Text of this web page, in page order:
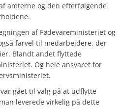
amterne og den efterfølgende
af Fødevareministeriet og
farvel til medarbejdere, der
Blandt andet flyttede
Og hele ansvaret for
gået til valg på at udflytte
leverede virkelig på dette